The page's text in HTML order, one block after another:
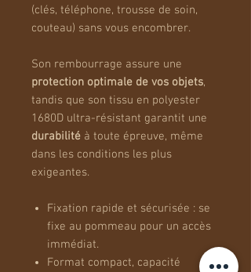
(clés, téléphone, trousse de soin,
couteau) sans vous encombrer.
Son rembourrage assure une
protection optimale de vos objets,
tandis que son tissu en polyester
1680D ultra-résistant garantit une
durabilité à toute épreuve, même
dans les conditions les plus
exigeantes.
Fixation rapide et sécurisée : se
fixe au pommeau pour un accès
immédiat.
Format compact, capacité